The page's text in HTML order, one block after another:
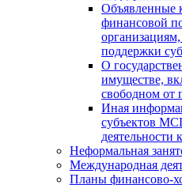
Объявленные
финансовой
поддержки
О
имуществе,
свободном от
Иная
субъектов
Неформальная
Международная
Планы финансово-